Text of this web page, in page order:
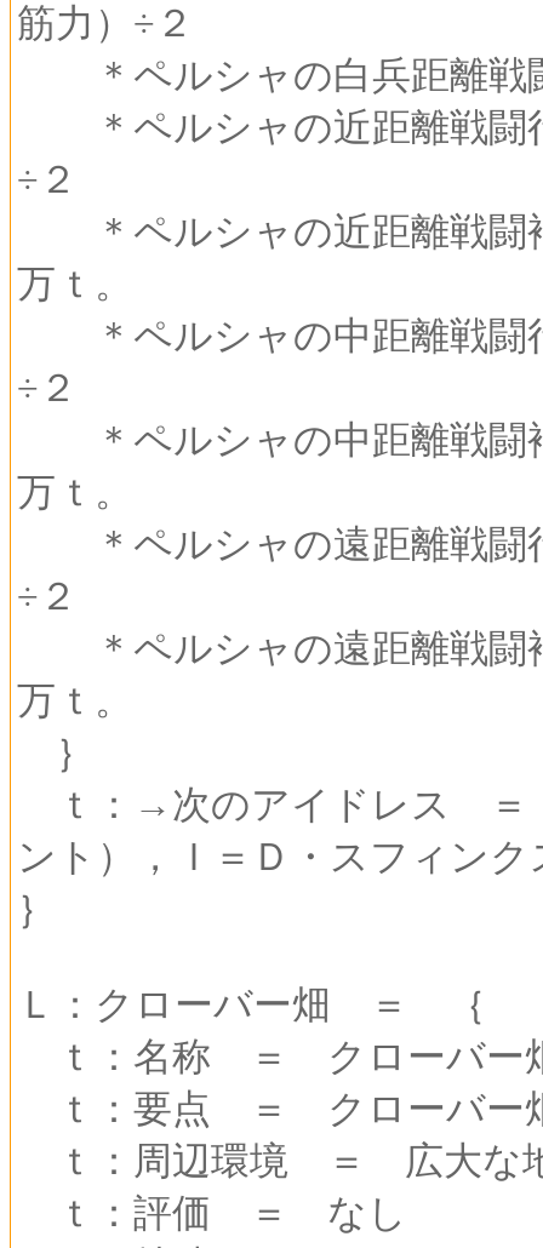
筋力）÷２
＊ペルシャの白兵距離戦
＊ペルシャの近距離戦闘
÷２
＊ペルシャの近距離戦闘
万ｔ。
＊ペルシャの中距離戦闘
÷２
＊ペルシャの中距離戦闘
万ｔ。
＊ペルシャの遠距離戦闘
÷２
＊ペルシャの遠距離戦闘
万ｔ。
｝
ｔ：→次のアイドレス ＝
ント），Ｉ＝Ｄ・スフィン
｝
Ｌ：クローバー畑 ＝ ｛
ｔ：名称 ＝ クローバー
ｔ：要点 ＝ クローバー
ｔ：周辺環境 ＝ 広大な
ｔ：評価 ＝ なし